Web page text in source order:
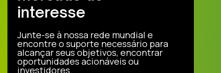
interesse
Junte-se à nossa rede mundial e
encontre o suporte necessário para
alcançar seus objetivos, encontrar
oportunidades acionáveis ou
investidores.